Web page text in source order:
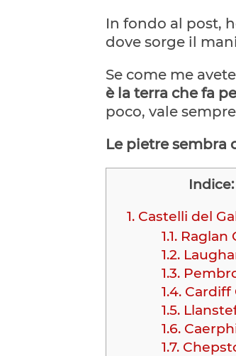
In fondo al post,
dove sorge il
Se come me
è la terra che fa
poco, vale
Le pietre sembra
Indice:
1. Castelli del
1.1.Raglan
1.2.
1.3.
1.4.Cardiff
1.5.
1.6.
1.7.